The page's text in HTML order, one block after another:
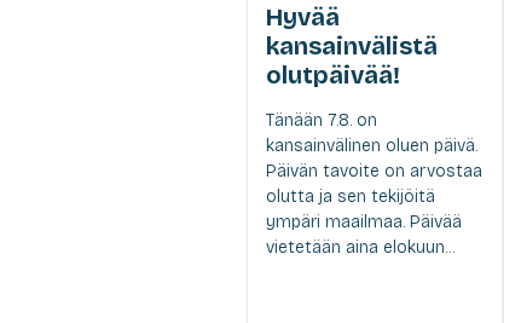
Hyvää
kansainvälistä
olutpäivää!
Tänään 7.8. on
kansainvälinen oluen päivä.
Päivän tavoite on arvostaa
olutta ja sen tekijöitä
ympäri maailmaa. Päivää
vietetään aina elokuun...